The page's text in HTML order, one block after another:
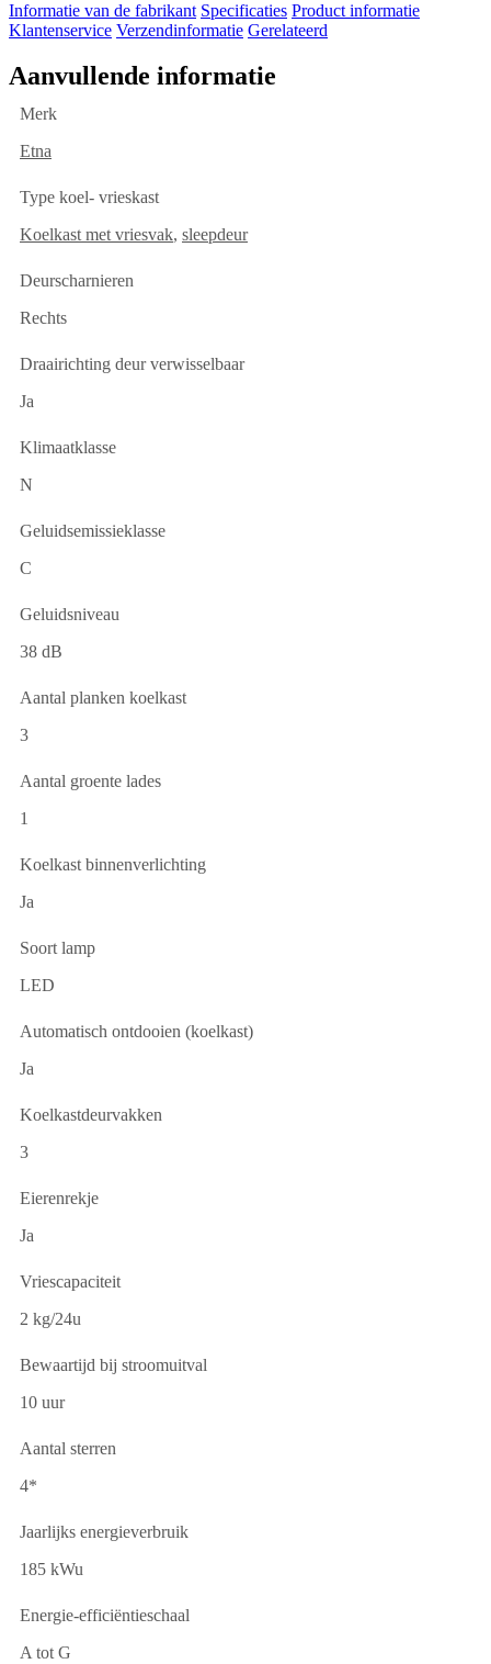
Informatie van de fabrikant Specificaties Product informatie
Klantenservice Verzendinformatie Gerelateerd
Aanvullende informatie
Merk
Etna
Type koel- vrieskast
Koelkast met vriesvak, sleepdeur
Deurscharnieren
Rechts
Draairichting deur verwisselbaar
Ja
Klimaatklasse
N
Geluidsemissieklasse
C
Geluidsniveau
38 dB
Aantal planken koelkast
3
Aantal groente lades
1
Koelkast binnenverlichting
Ja
Soort lamp
LED
Automatisch ontdooien (koelkast)
Ja
Koelkastdeurvakken
3
Eierenrekje
Ja
Vriescapaciteit
2 kg/24u
Bewaartijd bij stroomuitval
10 uur
Aantal sterren
4*
Jaarlijks energieverbruik
185 kWu
Energie-efficiëntieschaal
A tot G